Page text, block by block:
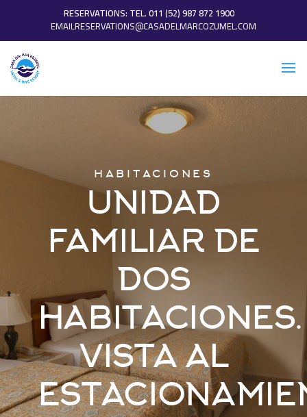
RESERVATIONS: TEL. 011 (52) 987 872 1900
EMAILRESERVATIONS@CASADELMARCOZUMEL.COM
HABITACIONES
UNIDAD
FAMILIAR DE
DOS
HABITACIONES.
VISTA AL